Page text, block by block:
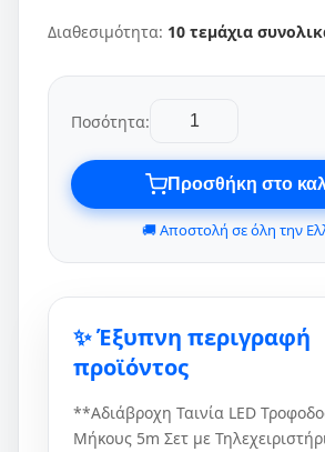
Διαθεσιμότητα: 10 τεμάχια
Ποσότητα:
Προσθήκη στο
🚚 Αποστολή σε όλη την
✨ Έξυπνη περιγραφή
προϊόντος
**Αδιάβροχη Ταινία LED
Μήκους 5m Σετ με